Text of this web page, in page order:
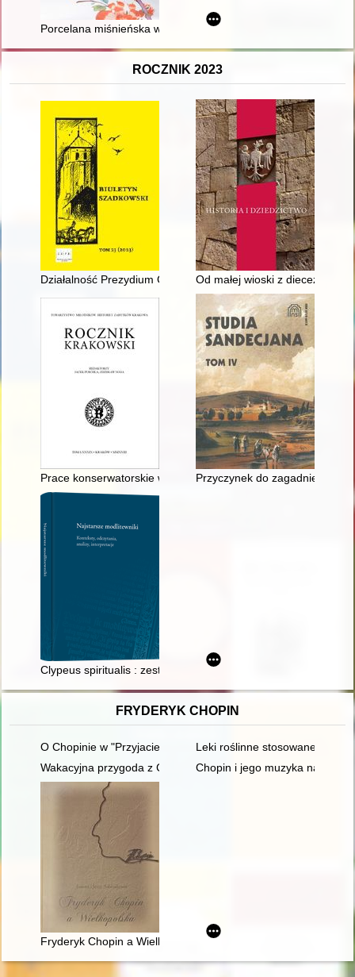
Porcelana miśnieńska w zbiorach Zamku Królewskiego na
ROCZNIK 2023
Działalność Prezydium Gromadzkiej Rady Narodowej w
Od małej wioski z diecezji
Prace konserwatorskie w Krakowie w roku 2022
Przyczynek do zagadnienia
Clypeus spiritualis : zestaw modlitw Zygmunta I Starego :
FRYDERYK CHOPIN
O Chopinie w "Przyjacielu Ludu" (1836)Leki roślinne stosowane w
Wakacyjna przygoda z Chopinem" w Muzeum Niepodległości
Chopin i jego muzyka na
Fryderyk Chopin a Wielkopolska